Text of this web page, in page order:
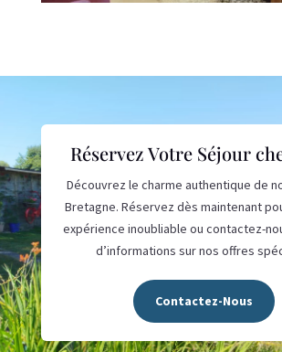
Réservez Votre Séjour
Découvrez le charme authentique de
Bretagne. Réservez dès maintenant
expérience inoubliable ou contactez-
d’informations sur nos offres
Contactez-Nous